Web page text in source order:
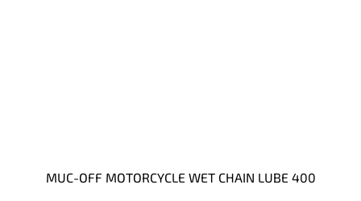
MUC-OFF MOTORCYCLE WET CHAIN LUBE 400